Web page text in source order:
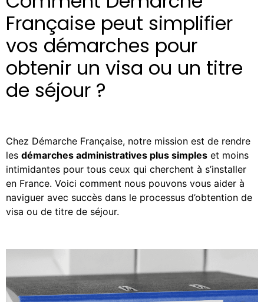
Française peut simplifier
vos démarches pour
obtenir un visa ou un titre
de séjour ?
Chez Démarche Française, notre mission est de rendre
les démarches administratives plus simples et moins
intimidantes pour tous ceux qui cherchent à s’installer
en France. Voici comment nous pouvons vous aider à
naviguer avec succès dans le processus d’obtention de
visa ou de titre de séjour.